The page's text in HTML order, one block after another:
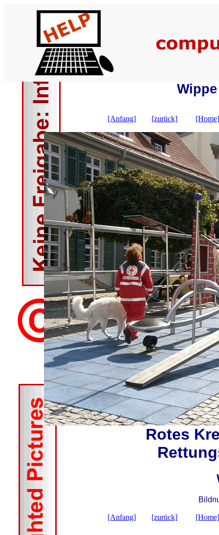
[Anfang] [zurück] [Home]
Rotes
[Anfang] [zurück] [Home]